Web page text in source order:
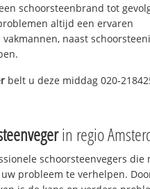
schoorsteenbrand tot
altijd een ervaren
naast
belt u deze middag 020-
in regio
schoorsteenvegers die
probleem te verhelpen.